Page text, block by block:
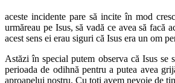
aceste incidente pare să incite în mod
urmăreau pe Isus, să vadă ce avea să
acest sens ei erau siguri că Isus era un om
Astăzi în special putem observa că Isus
perioada de odihnă pentru a putea avea
aproapelui nostru. Cu toți avem nevoie de